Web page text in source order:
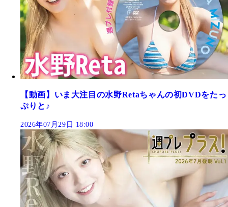
【動画】いま大注目の水野Retaちゃんの初DVDをたっ
ぷりと♪
2026年07月29日 18:00